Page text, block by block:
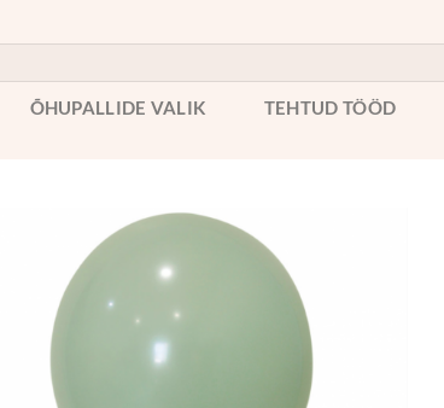
ÕHUPALLIDE VALIK TEHTUD TÖÖD